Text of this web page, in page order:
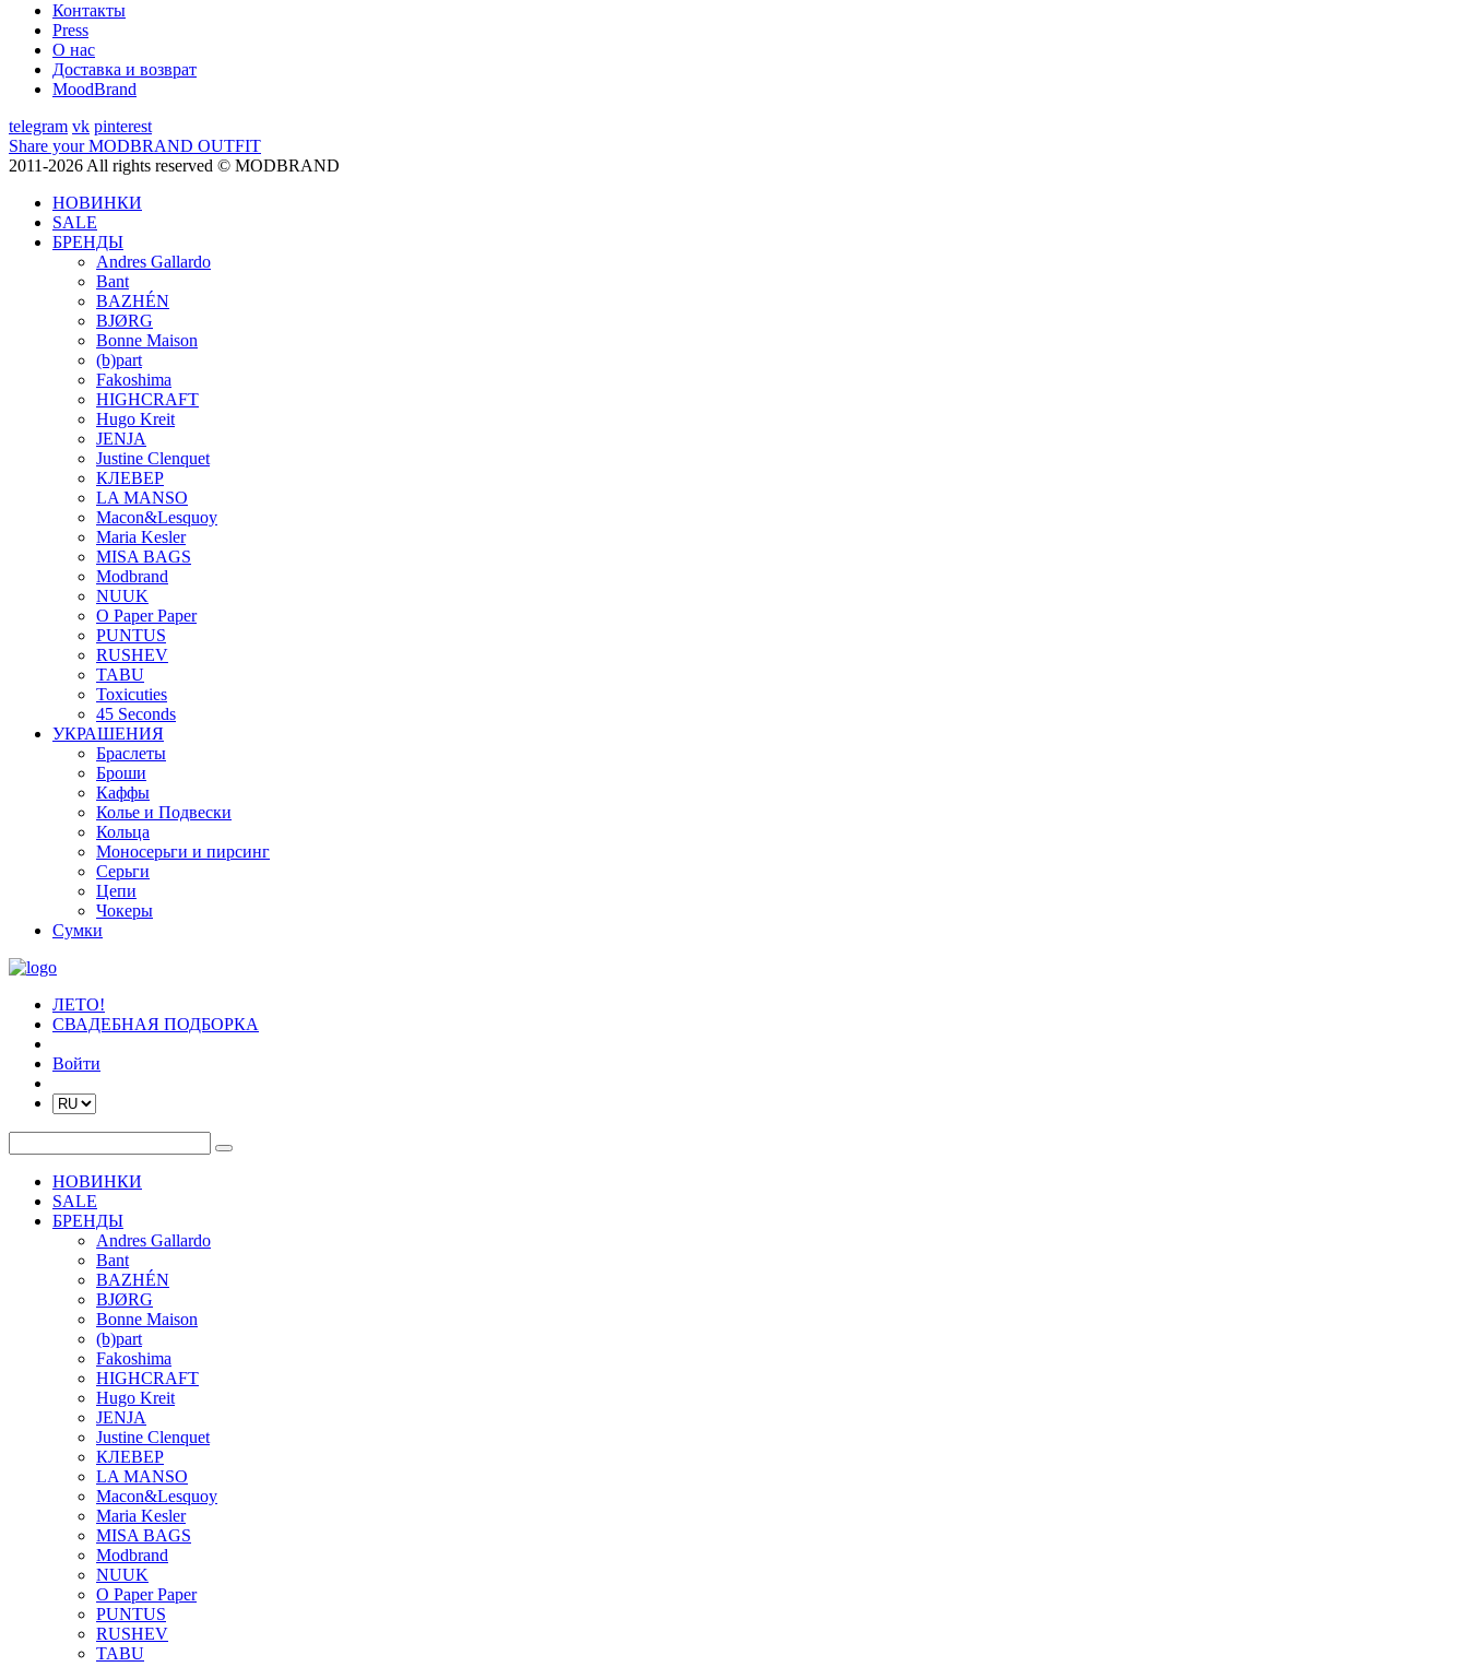
Контакты
Press
О нас
Доставка и возврат
MoodBrand
telegram vk pinterest
Share your MODBRAND OUTFIT
2011-2026 All rights reserved © MODBRAND
НОВИНКИ
SALE
БРЕНДЫ
Andres Gallardo
Bant
BAZHÉN
BJØRG
Bonne Maison
(b)part
Fakoshima
HIGHCRAFT
Hugo Kreit
JENJA
Justine Clenquet
КЛЕВЕР
LA MANSO
Macon&Lesquoy
Maria Kesler
MISA BAGS
Modbrand
NUUK
O Paper Paper
PUNTUS
RUSHEV
TABU
Toxicuties
45 Seconds
УКРАШЕНИЯ
Браслеты
Броши
Каффы
Колье и Подвески
Кольца
Моносерьги и пирсинг
Серьги
Цепи
Чокеры
Сумки
ЛЕТО!
СВАДЕБНАЯ ПОДБОРКА
Войти
НОВИНКИ
SALE
БРЕНДЫ
Andres Gallardo
Bant
BAZHÉN
BJØRG
Bonne Maison
(b)part
Fakoshima
HIGHCRAFT
Hugo Kreit
JENJA
Justine Clenquet
КЛЕВЕР
LA MANSO
Macon&Lesquoy
Maria Kesler
MISA BAGS
Modbrand
NUUK
O Paper Paper
PUNTUS
RUSHEV
TABU